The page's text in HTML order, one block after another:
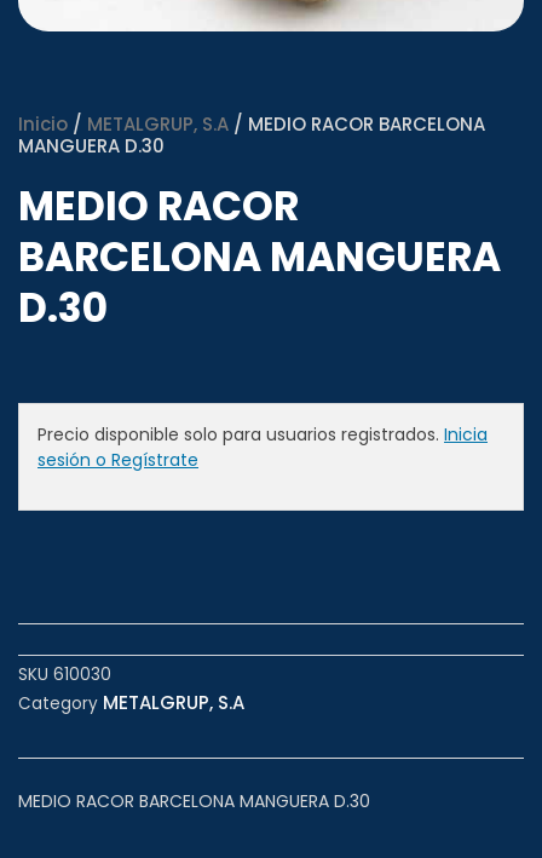
Inicio / METALGRUP, S.A / MEDIO RACOR BARCELONA
MANGUERA D.30
MEDIO RACOR
BARCELONA MANGUERA
D.30
Precio disponible solo para usuarios registrados. Inicia
sesión o Regístrate
SKU 610030
Category METALGRUP, S.A
MEDIO RACOR BARCELONA MANGUERA D.30